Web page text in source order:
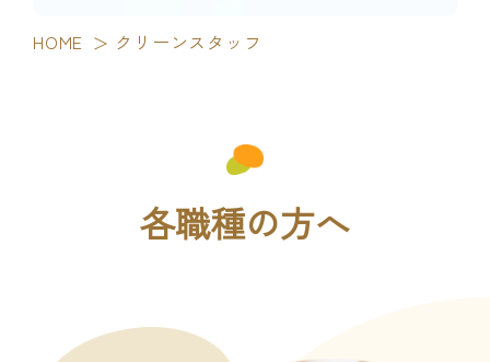
HOME クリーンスタッフ
各職種の方へ